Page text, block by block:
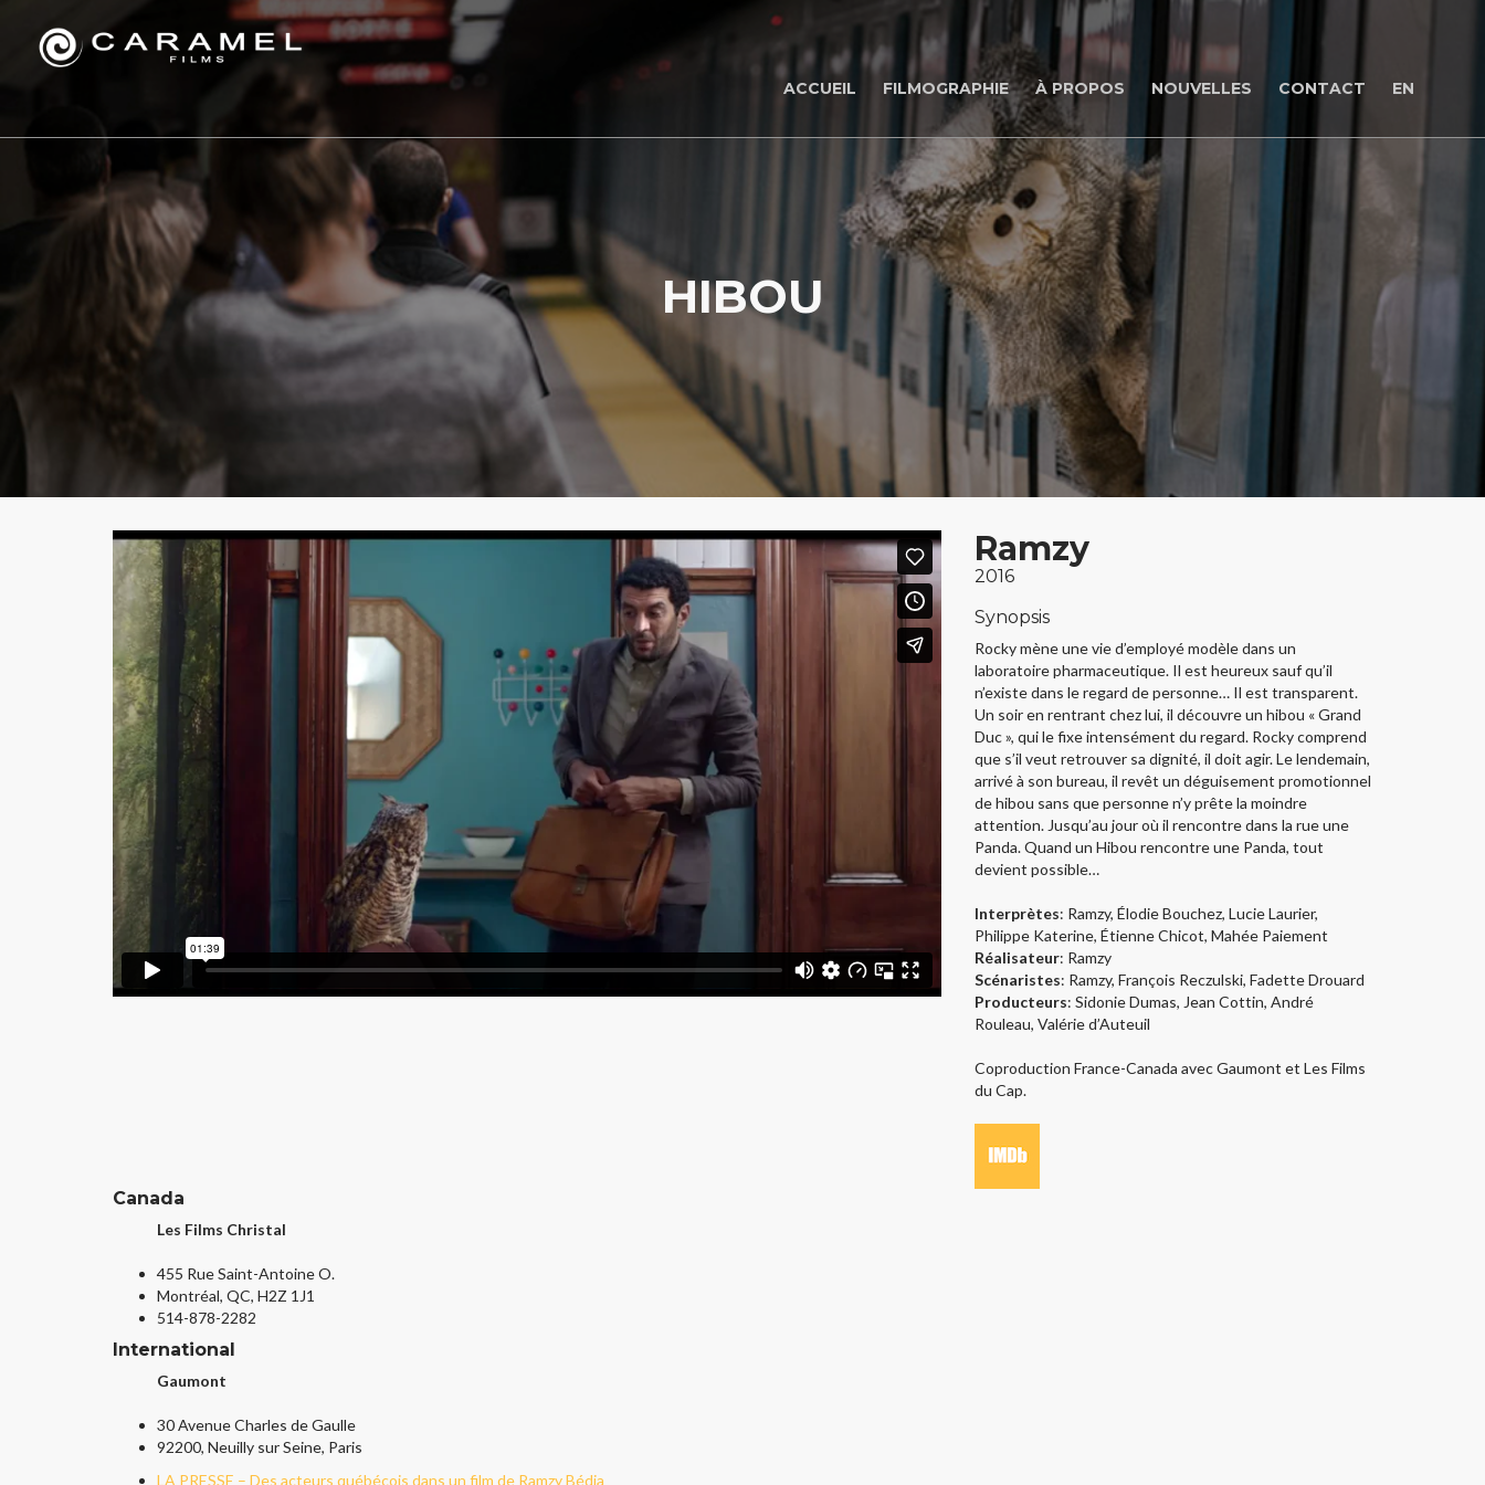
ACCUEIL FILMOGRAPHIE À PROPOS NOUVELLES CONTACT EN
HIBOU
Ramzy
2016
Synopsis
Rocky mène une vie d’employé modèle dans un
laboratoire pharmaceutique. Il est heureux sauf qu’il
n’existe dans le regard de personne… Il est transparent.
Un soir en rentrant chez lui, il découvre un hibou « Grand
Duc », qui le fixe intensément du regard. Rocky comprend
que s’il veut retrouver sa dignité, il doit agir. Le lendemain,
arrivé à son bureau, il revêt un déguisement promotionnel
de hibou sans que personne n’y prête la moindre
attention. Jusqu’au jour où il rencontre dans la rue une
Panda. Quand un Hibou rencontre une Panda, tout
devient possible…
Interprètes: Ramzy, Élodie Bouchez, Lucie Laurier,
Philippe Katerine, Étienne Chicot, Mahée Paiement
Réalisateur: Ramzy
Scénaristes: Ramzy, François Reczulski, Fadette Drouard
Producteurs: Sidonie Dumas, Jean Cottin, André
Rouleau, Valérie d’Auteuil
Coproduction France-Canada avec Gaumont et Les Films
du Cap.
Canada
Les Films Christal
455 Rue Saint-Antoine O.
Montréal, QC, H2Z 1J1
514-878-2282
International
Gaumont
30 Avenue Charles de Gaulle
92200, Neuilly sur Seine, Paris
LA PRESSE – Des acteurs québécois dans un film de Ramzy Bédia